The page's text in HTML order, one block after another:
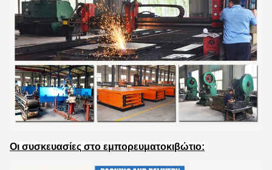
Οι συσκευασίες στο εμπορευματοκιβώτιο: